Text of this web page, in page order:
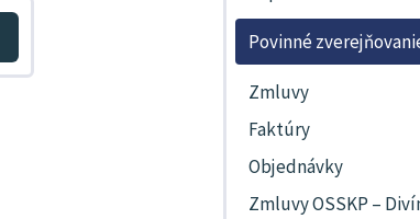
Povinné
Zmluvy
Faktúry
Objednávky
Zmluvy OSSKP –